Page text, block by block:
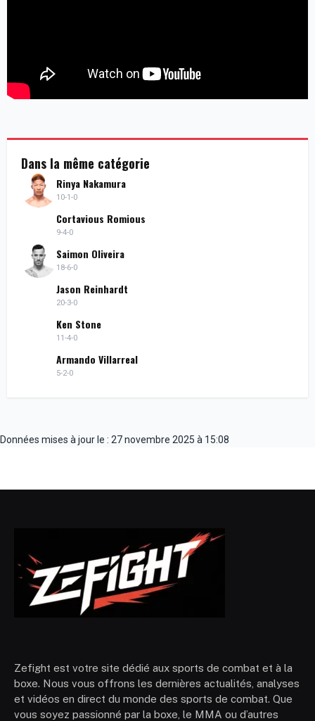
Dans la même catégorie
Rinya Nakamura
10-1-0
Cortavious Romious
9-4-0
Saimon Oliveira
18-6-0
Jason Reinhardt
20-3-0
Ken Stone
11-4-0
Armando Villarreal
5-2-0
Données mises à jour le : 27 novembre 2025 à 15:08
Zefight est votre site dédié aux sports de combat et à la
boxe. Nous vous offrons les dernières actualités, analyses
et vidéos en direct du monde des sports de combat. Que
vous soyez passionné par la boxe, le MMA ou d’autres